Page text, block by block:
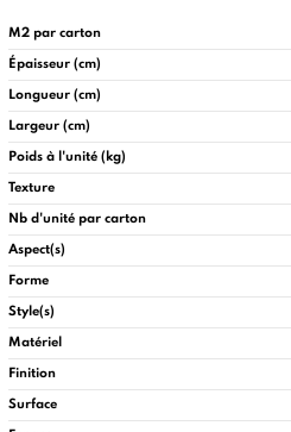
M2 par carton
Épaisseur (cm)
Longueur (cm)
Largeur (cm)
Poids à l'unité (kg)
Texture
Nb d'unité par carton
Aspect(s)
Forme
Style(s)
Matériel
Finition
Surface